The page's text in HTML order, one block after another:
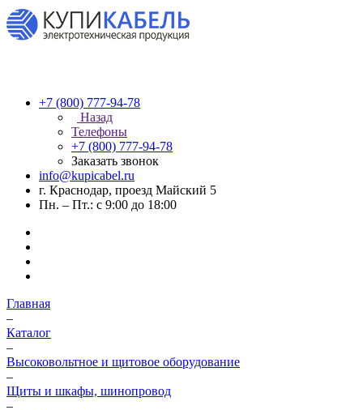
+7 (800) 777-94-78
Назад
Телефоны
+7 (800) 777-94-78
Заказать звонок
info@kupicabel.ru
г. Краснодар, проезд Майский 5
Пн. – Пт.: с 9:00 до 18:00
Главная
–
Каталог
–
Высоковольтное и щитовое оборудование
–
Щиты и шкафы, шинопровод
–